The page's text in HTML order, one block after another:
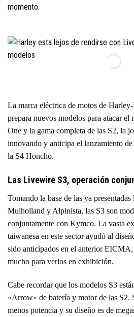
momento.
La marca eléctrica de motos de
prepara nuevos modelos para atacar el
One y la gama completa de las S2, la
innovando y anticipa el lanzamiento
la S4 Honcho.
Las Livewire S3, operación
Tomando la base de las ya
Mulholland y Alpinista, las S3 son
conjuntamente con Kymco. La vasta
taiwanesa en este sector ayudó al
sido anticipados en el anterior
mucho para verlos en exhibición.
Cabe recordar que los modelos S3
«Arrow» de batería y motor de las S2.
menos potencia y su diseño es de